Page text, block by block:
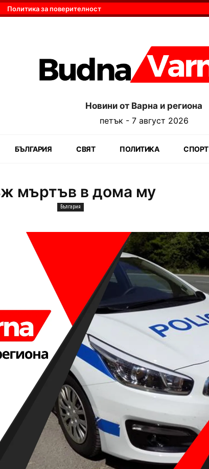
Политика за поверителност
Новини от Варна и региона
петък - 7 август 2026
БЪЛГАРИЯ СВЯТ ПОЛИТИКА СПОРТ
мъртъв в дома му
България